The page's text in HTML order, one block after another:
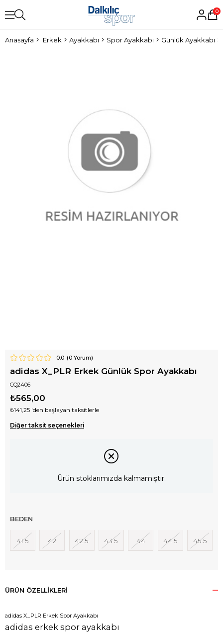
0
Anasayfa Erkek Ayakkabı Spor Ayakkabı Günlük Ayakkabı
0.0 (0Yorum)
adidas X_PLR Erkek Günlük Spor Ayakkabı
CQ2406
₺565,00
₺141,25 'den başlayan taksitlerle
Diğer taksit seçenekleri
Ürün stoklarımızda kalmamıştır.
BEDEN
41.5 42 42.5 43.5 44 44.5 45.5
ÜRÜN ÖZELLIKLERI
adidas X_PLR Erkek Spor Ayakkabı
adidas erkek spor ayakkabı